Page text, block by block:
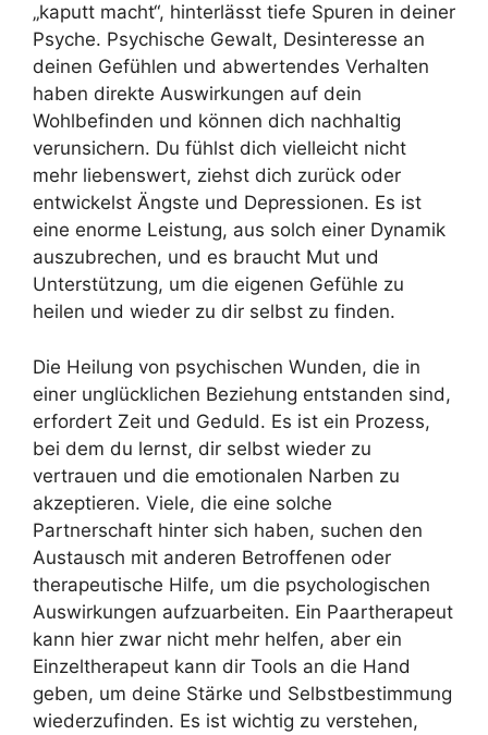
„kaputt macht“, hinterlässt tiefe Spuren in deiner
Psyche. Psychische Gewalt, Desinteresse an
deinen Gefühlen und abwertendes Verhalten
haben direkte Auswirkungen auf dein
Wohlbefinden und können dich nachhaltig
verunsichern. Du fühlst dich vielleicht nicht
mehr liebenswert, ziehst dich zurück oder
entwickelst Ängste und Depressionen. Es ist
eine enorme Leistung, aus solch einer Dynamik
auszubrechen, und es braucht Mut und
Unterstützung, um die eigenen Gefühle zu
heilen und wieder zu dir selbst zu finden.
Die Heilung von psychischen Wunden, die in
einer unglücklichen Beziehung entstanden sind,
erfordert Zeit und Geduld. Es ist ein Prozess,
bei dem du lernst, dir selbst wieder zu
vertrauen und die emotionalen Narben zu
akzeptieren. Viele, die eine solche
Partnerschaft hinter sich haben, suchen den
Austausch mit anderen Betroffenen oder
therapeutische Hilfe, um die psychologischen
Auswirkungen aufzuarbeiten. Ein Paartherapeut
kann hier zwar nicht mehr helfen, aber ein
Einzeltherapeut kann dir Tools an die Hand
geben, um deine Stärke und Selbstbestimmung
wiederzufinden. Es ist wichtig zu verstehen,